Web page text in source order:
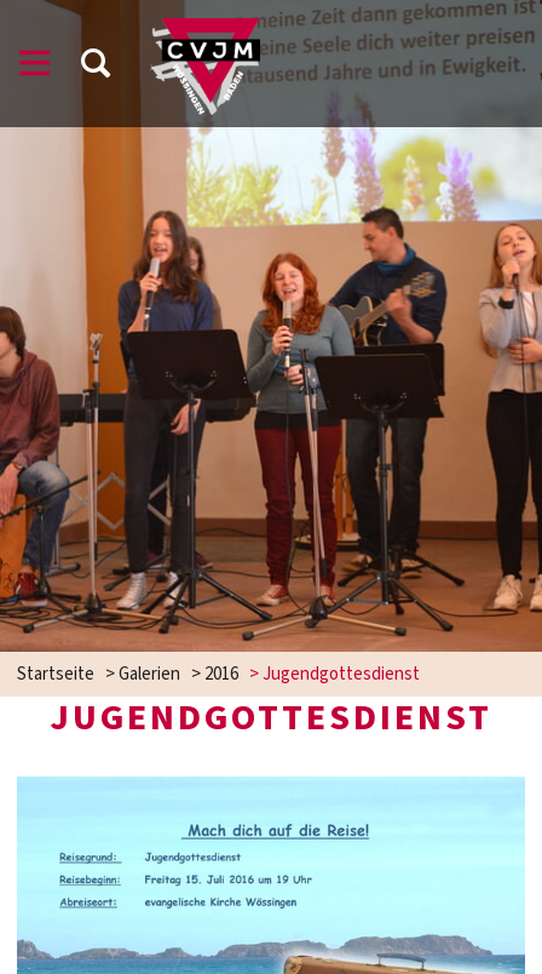
Startseite >Galerien >2016 >Jugendgottesdienst
JUGENDGOTTESDIENST